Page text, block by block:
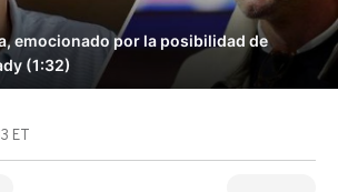
emocionado por la posibilidad de
(1:32)
ET